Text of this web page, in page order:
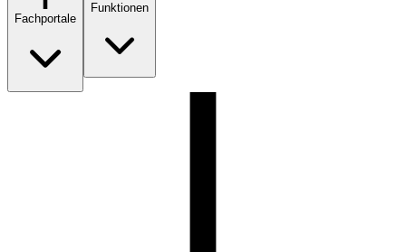
Fachportale
Funktionen